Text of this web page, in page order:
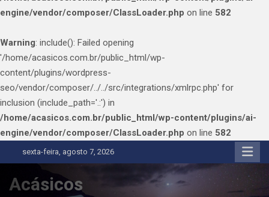
engine/vendor/composer/ClassLoader.php on line 582
Warning: include(): Failed opening
'/home/acasicos.com.br/public_html/wp-
content/plugins/wordpress-
seo/vendor/composer/../../src/integrations/xmlrpc.php' for
inclusion (include_path='.:') in
/home/acasicos.com.br/public_html/wp-content/plugins/ai-
engine/vendor/composer/ClassLoader.php on line 582
to
content
sexta-feira, agosto 7, 2026
Acásicos